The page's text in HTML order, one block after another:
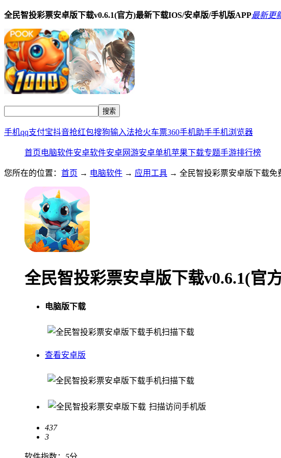
全民智投彩票安卓版下载v0.6.1(官方)最新下载IOS/安卓版/手机版APP最新更
手机qq支付宝抖音抢红包搜狗输入法抢火车票360手机助手手机浏览器
首页电脑软件安卓软件安卓网游安卓单机苹果下载专题手游排行榜
您所在的位置： 首页 → 电脑软件 → 应用工具 → 全民智投彩票安卓版下载免
全民智投彩票安卓版下载v0.6.1(官
电脑版下载
手机扫描下载
查看安卓版
手机扫描下载
扫描访问手机版
437
3